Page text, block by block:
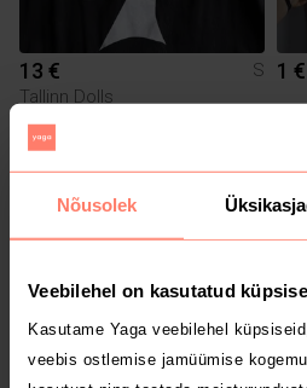
Nõusolek
Veebilehel on kasutatud
Kasutame Yaga veebilehel
veebis ostlemise jamüümise
13 €
S
Tallinn Dolls
1 €